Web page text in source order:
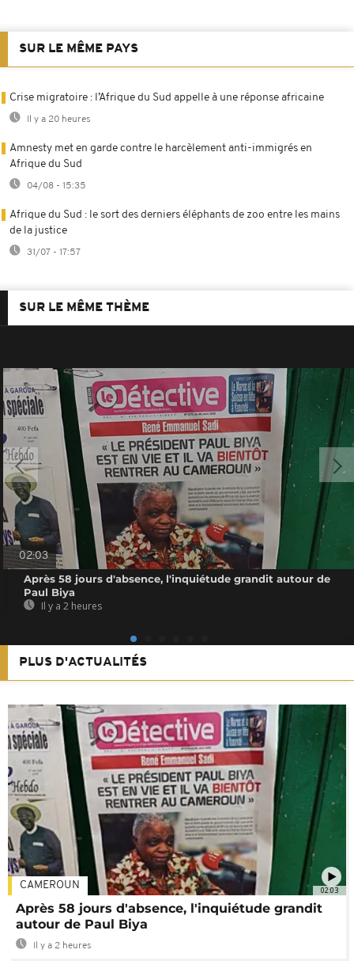
SUR LE MÊME PAYS
Crise migratoire : l’Afrique du Sud appelle à une réponse africaine
Il y a 20 heures
Amnesty met en garde contre le harcèlement anti-immigrés en
Afrique du Sud
04/08 - 15:35
Afrique du Sud : le sort des derniers éléphants de zoo entre les mains
de la justice
31/07 - 17:57
SUR LE MÊME THÈME
02:03
Après 58 jours d'absence, l'inquiétude grandit autour de
Paul Biya
Il y a 2 heures
PLUS D'ACTUALITÉS
02:03
CAMEROUN
Après 58 jours d'absence, l'inquiétude grandit
autour de Paul Biya
Il y a 2 heures